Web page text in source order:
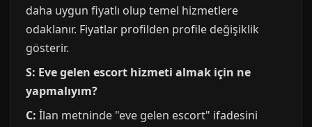
daha uygun fiyatlı olup temel hizmetlere
odaklanır. Fiyatlar profilden profile değişiklik
gösterir.
S: Eve gelen escort hizmeti almak için ne
yapmalıyım?
C: İlan metninde "eve gelen escort" ifadesini